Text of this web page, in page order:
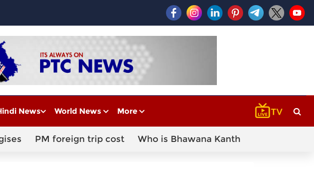
News World News More
PM foreign trip cost Who is Bhawana Kanth